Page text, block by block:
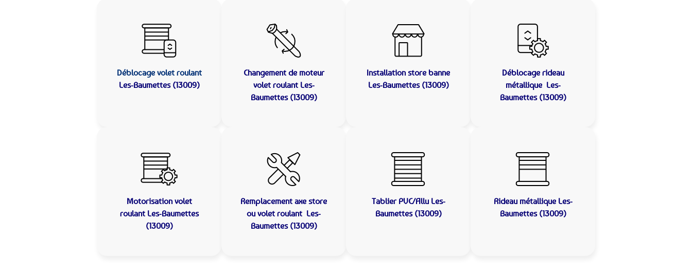
Déblocage volet roulant
Les-Baumettes (13009)
Changement de moteur
volet roulant Les-
Baumettes (13009)
Installation store banne
Les-Baumettes (13009)
Déblocage rideau
métallique Les-
Baumettes (13009)
Motorisation volet
roulant Les-Baumettes
(13009)
Remplacement axe store
ou volet roulant Les-
Baumettes (13009)
Tablier PVC/Allu Les-
Baumettes (13009)
Rideau métallique Les-
Baumettes (13009)